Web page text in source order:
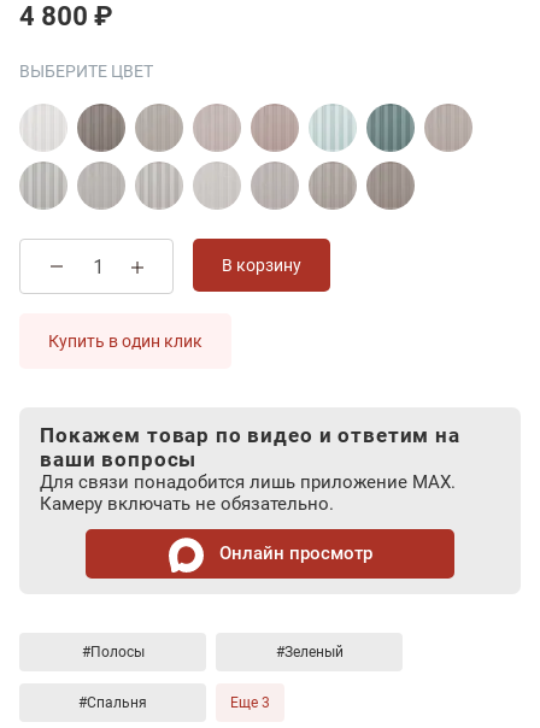
4 800 ₽
ВЫБЕРИТЕ ЦВЕТ
В корзину
Купить в один клик
Покажем товар по видео и ответим на
ваши вопросы
Для связи понадобится лишь приложение MAX.
Камеру включать не обязательно.
Онлайн просмотр
#Полосы #Зеленый
#Спальня Еще 3